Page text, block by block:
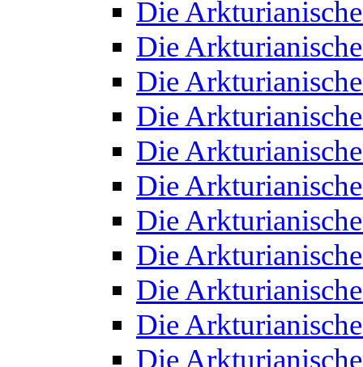
Die
Die
Die
Die
Die
Die
Die
Die
Die
Die
Die